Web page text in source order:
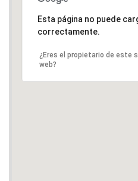
Esta página no puede
correctamente.
¿Eres el propietario de este
web?